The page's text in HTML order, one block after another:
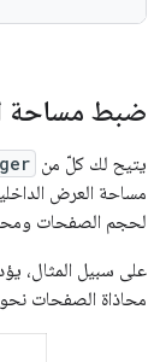
ضبط مساحة
يتيح لك كلّ من
مساحة العرض
لحجم الصفحات
على سبيل المثال،
محاذاة الصفحات نحو